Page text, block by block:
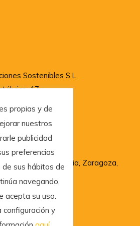
Sostenibles S.L.
17,
Sebastián, Valencia, Zaragoza,
y Sevilla
propias y de
nuestros
publicidad
preferencias
sus hábitos de
navegando,
acepta su uso.
configuración y